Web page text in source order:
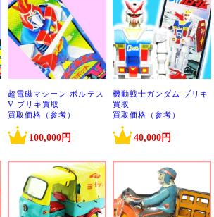
超電磁マシーン ボルテス
V ブリキ買取
買取価格（参考）
100,000円
機動戦士ガンダム ブリキ
買取
買取価格（参考）
40,000円